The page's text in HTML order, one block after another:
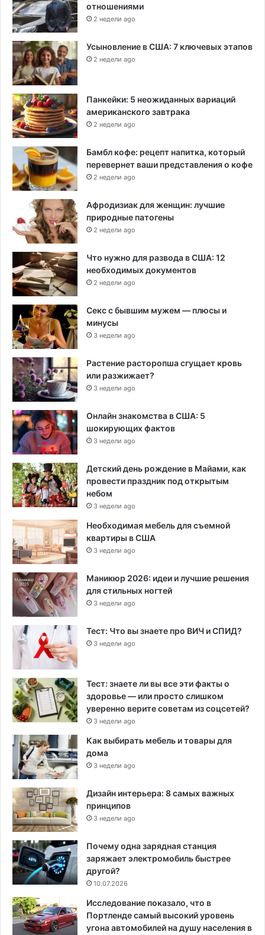
отношениями
2 недели ago
Усыновление в США: 7 ключевых этапов
2 недели ago
Панкейки: 5 неожиданных вариаций
американского завтрака
2 недели ago
Бамбл кофе: рецепт напитка, который
перевернет ваши представления о кофе
2 недели ago
Афродизиак для женщин: лучшие
природные патогены
2 недели ago
Что нужно для развода в США: 12
необходимых документов
2 недели ago
Секс с бывшим мужем — плюсы и
минусы
3 недели ago
Растение расторопша сгущает кровь
или разжижает?
3 недели ago
Онлайн знакомства в США: 5
шокирующих фактов
3 недели ago
Детский день рождение в Майами, как
провести праздник под открытым
небом
3 недели ago
Необходимая мебель для съемной
квартиры в США
3 недели ago
Маникюр 2026: идеи и лучшие решения
для стильных ногтей
3 недели ago
Тест: Что вы знаете про ВИЧ и СПИД?
3 недели ago
Тест: знаете ли вы все эти факты о
здоровье — или просто слишком
уверенно верите советам из соцсетей?
3 недели ago
Как выбирать мебель и товары для
дома
3 недели ago
Дизайн интерьера: 8 самых важных
принципов
3 недели ago
Почему одна зарядная станция
заряжает электромобиль быстрее
другой?
10.07.2026
Исследование показало, что в
Портленде самый высокий уровень
угона автомобилей на душу населения в